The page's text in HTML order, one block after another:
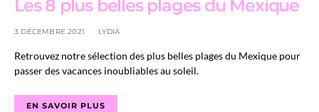
Les 8 plus belles plages du Mexique
3 DÉCEMBRE 2021 LYDIA
Retrouvez notre sélection des plus belles plages du Mexique pour
passer des vacances inoubliables au soleil.
EN SAVOIR PLUS